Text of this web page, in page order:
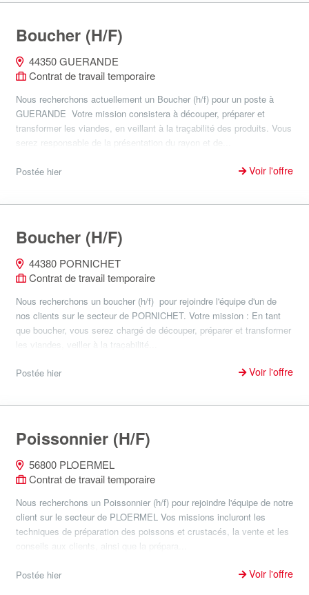
Boucher (H/F)
44350 GUERANDE
Contrat de travail temporaire
Nous recherchons actuellement un Boucher (h/f) pour un poste à
GUERANDE Votre mission consistera à découper, préparer et
transformer les viandes, en veillant à la traçabilité des produits. Vous
serez responsable de la présentation du rayon et de...
Postée hier Voir l'offre
Boucher (H/F)
44380 PORNICHET
Contrat de travail temporaire
Nous recherchons un boucher (h/f) pour rejoindre l'équipe d'un de
nos clients sur le secteur de PORNICHET. Votre mission : En tant
que boucher, vous serez chargé de découper, préparer et transformer
les viandes, veiller à la traçabilité...
Postée hier Voir l'offre
Poissonnier (H/F)
56800 PLOERMEL
Contrat de travail temporaire
Nous recherchons un Poissonnier (h/f) pour rejoindre l'équipe de notre
client sur le secteur de PLOERMEL Vos missions incluront les
techniques de préparation des poissons et crustacés, la vente et les
conseils aux clients, ainsi que la prépara...
Postée hier Voir l'offre